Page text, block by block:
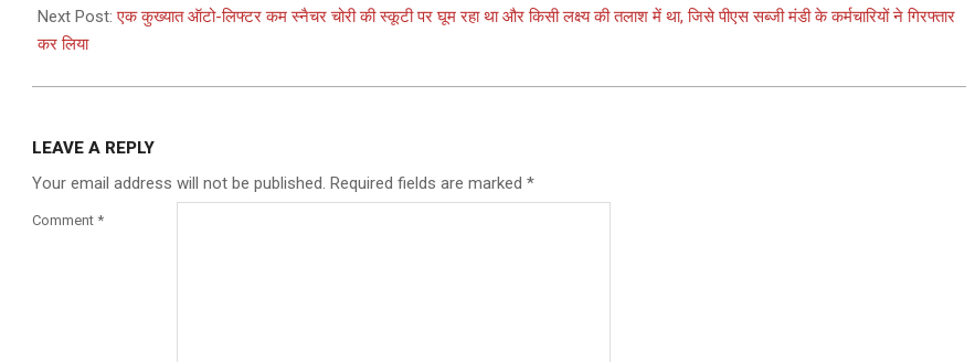
21
Next Post:एक कुख्यात ऑटो-लिफ्टर कम स्नैचर चोरी की स्कूटी पर घूम रहा था और किसी लक्ष्य की तलाश में था, जिसे पीएस सब्जी मंडी के कर्मचारियों ने गिरफ्तार
कर लिया
LEAVE A REPLY
Your email address will not be published. Required fields are marked *
Comment *